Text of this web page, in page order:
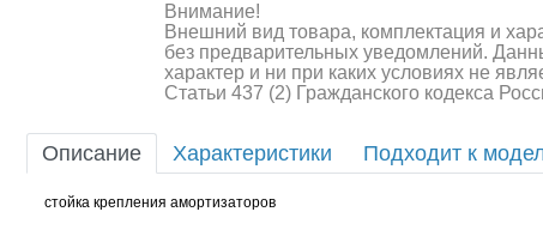
Аккумуляторы и батарейки
Зарядные устройства и блоки
Внимание!
Внешний вид товара, комплектация и
без предварительных уведомлений.
характер и ни при каких условиях не
Статьи 437 (2) Гражданского кодекса
Описание Характеристики Подходит к
стойка крепления амортизаторов